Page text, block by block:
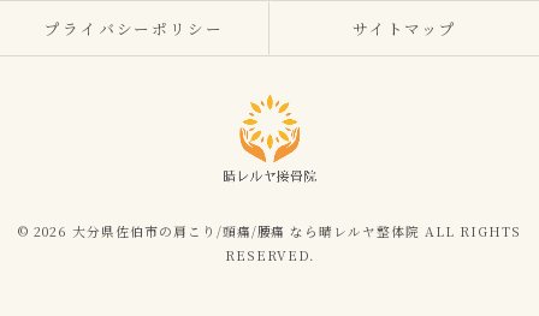
プライバシーポリシー サイトマップ
© 2026 大分県佐伯市の肩こり/頭痛/腰痛 なら晴レルヤ整体院 ALL RIGHTS
RESERVED.